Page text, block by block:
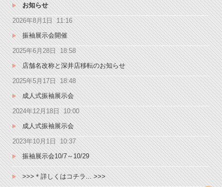
お知らせ
2026年8月1日 11:16
振袖展示会開催
2025年6月28日 18:58
店舗名改称と深井店移転のお知らせ
2025年5月17日 18:48
成人式振袖展示会
2024年12月18日 10:00
成人式振袖展示会
2023年10月1日 10:37
振袖展示会10/7～10/29
>>>＊詳しくはコチラ... >>>